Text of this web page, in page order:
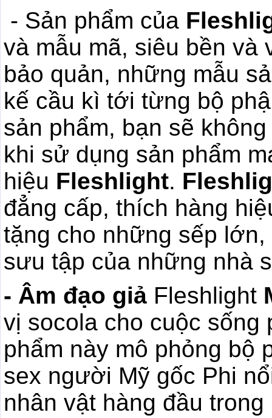
- Sản phẩm của
và mẫu mã, siêu bền và
bảo quản, những mẫu
kế cầu kì tới từng bộ
sản phẩm, bạn sẽ
khi sử dụng sản phẩm
hiệu Fleshlight.
đẳng cấp, thích hàng
tặng cho những sếp
sưu tập của những nhà
- Âm đạo giả Fleshlight
vị socola cho cuộc sống
phẩm này mô phỏng bộ
sex người Mỹ gốc Phi
nhân vật hàng đầu